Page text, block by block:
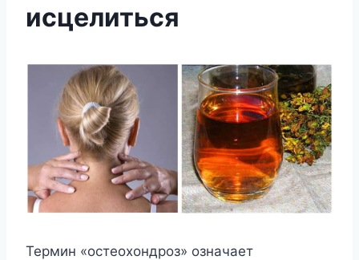
исцелиться
Термин «остеохондроз» означает